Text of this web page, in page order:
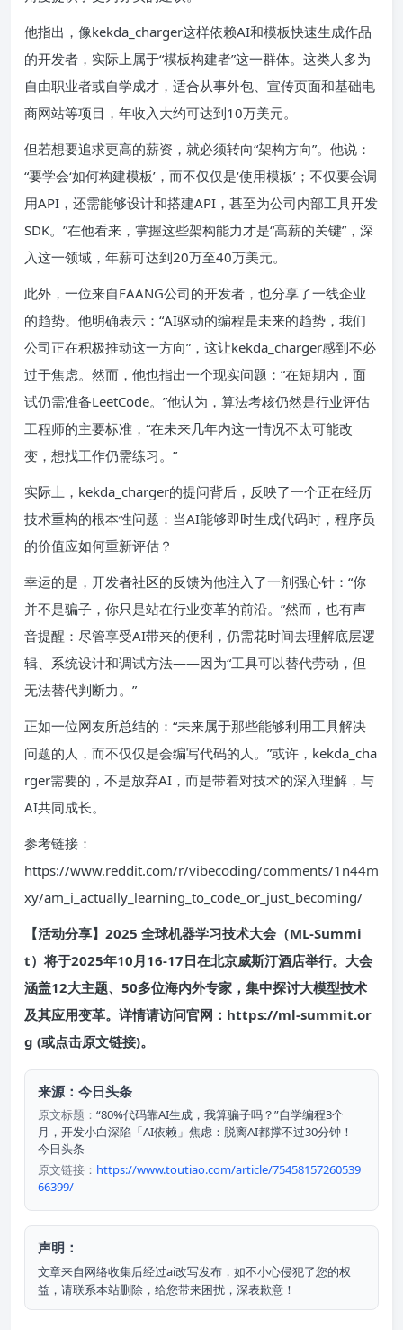
他指出，像kekda_charger这样依赖AI和模板快速生成作品
的开发者，实际上属于“模板构建者”这一群体。这类人多为
自由职业者或自学成才，适合从事外包、宣传页面和基础电
商网站等项目，年收入大约可达到10万美元。
但若想要追求更高的薪资，就必须转向“架构方向”。他说：
“要学会‘如何构建模板’，而不仅仅是‘使用模板’；不仅要会调
用API，还需能够设计和搭建API，甚至为公司内部工具开发
SDK。”在他看来，掌握这些架构能力才是“高薪的关键”，深
入这一领域，年薪可达到20万至40万美元。
此外，一位来自FAANG公司的开发者，也分享了一线企业
的趋势。他明确表示：“AI驱动的编程是未来的趋势，我们
公司正在积极推动这一方向”，这让kekda_charger感到不必
过于焦虑。然而，他也指出一个现实问题：“在短期内，面
试仍需准备LeetCode。”他认为，算法考核仍然是行业评估
工程师的主要标准，“在未来几年内这一情况不太可能改
变，想找工作仍需练习。”
实际上，kekda_charger的提问背后，反映了一个正在经历
技术重构的根本性问题：当AI能够即时生成代码时，程序员
的价值应如何重新评估？
幸运的是，开发者社区的反馈为他注入了一剂强心针：“你
并不是骗子，你只是站在行业变革的前沿。”然而，也有声
音提醒：尽管享受AI带来的便利，仍需花时间去理解底层逻
辑、系统设计和调试方法——因为“工具可以替代劳动，但
无法替代判断力。”
正如一位网友所总结的：“未来属于那些能够利用工具解决
问题的人，而不仅仅是会编写代码的人。”或许，kekda_cha
rger需要的，不是放弃AI，而是带着对技术的深入理解，与
AI共同成长。
参考链接：
https://www.reddit.com/r/vibecoding/comments/1n44m
xy/am_i_actually_learning_to_code_or_just_becoming/
【活动分享】2025 全球机器学习技术大会（ML-Summi
t）将于2025年10月16-17日在北京威斯汀酒店举行。大会
涵盖12大主题、50多位海内外专家，集中探讨大模型技术
及其应用变革。详情请访问官网：https://ml-summit.or
g (或点击原文链接)。
来源：今日头条
原文标题： “80%代码靠AI生成，我算骗子吗？”自学编程3个
月，开发小白深陷「AI依赖」焦虑：脱离AI都撑不过30分钟！ –
今日头条
原文链接： https://www.toutiao.com/article/75458157260539
66399/
声明：
文章来自网络收集后经过ai改写发布，如不小心侵犯了您的权
益，请联系本站删除，给您带来困扰，深表歉意！